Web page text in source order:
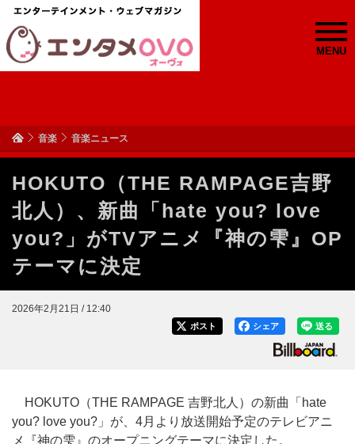
MENU
音楽 音楽ニュース
HOKUTO（THE RAMPAGE吉野
北人）、新曲「hate you? love
you?」がTVアニメ『神の雫』OP
テーマに決定
2026年2月21日 / 12:40
送る
シェア
ポスト
HOKUTO（THE RAMPAGE 吉野北人）の新曲「hate
you? love you?」が、4月より放送開始予定のテレビアニ
メ『神の雫』のオープニングテーマに決定した。